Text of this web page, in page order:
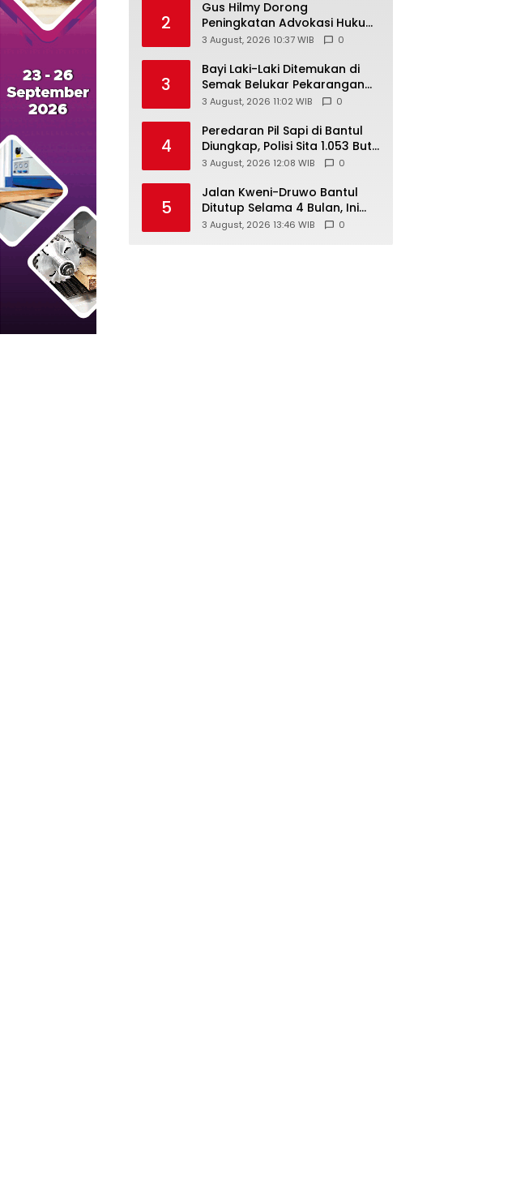
2
Gus Hilmy Dorong
Peningkatan Advokasi Hukum
dan Digitalisasi Gerakan
DIY
3 August, 2026 10:37 WIB 0
3
Bayi Laki-Laki Ditemukan di
Semak Belukar Pekarangan
Rumah Warga di Semin, Tali
3 August, 2026 11:02 WIB 0
4
Peredaran Pil Sapi di Bantul
Diungkap, Polisi Sita 1.053 Butir
Pil Berlogo Y
3 August, 2026 12:08 WIB 0
5
Jalan Kweni-Druwo Bantul
Ditutup Selama 4 Bulan, Ini
Jalur Alternatif bagi
3 August, 2026 13:46 WIB 0